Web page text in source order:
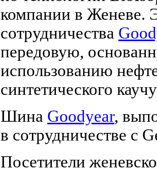
компании в Женеве.
сотрудничества
передовую,
использованию
синтетического
Шина Goodyear,
в сотрудничестве с
Посетители